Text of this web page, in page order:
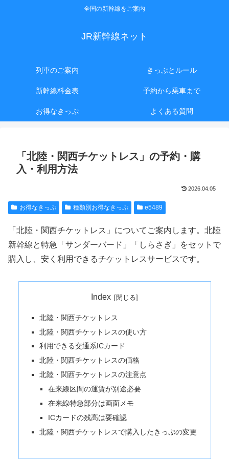
全国の新幹線をご案内
JR新幹線ネット
列車のご案内 きっぷとルール
新幹線料金表 予約から乗車まで
お得なきっぷ よくある質問
「北陸・関西チケットレス」の予約・購
入・利用方法
2026.04.05
お得なきっぷ 種類別お得なきっぷ e5489
「北陸・関西チケットレス」についてご案内します。北陸
新幹線と特急「サンダーバード」「しらさぎ」をセットで
購入し、安く利用できるチケットレスサービスです。
Index
北陸・関西チケットレス
北陸・関西チケットレスの使い方
利用できる交通系ICカード
北陸・関西チケットレスの価格
北陸・関西チケットレスの注意点
在来線区間の運賃が別途必要
在来線特急部分は画面メモ
ICカードの残高は要確認
北陸・関西チケットレスで購入したきっぷの変更